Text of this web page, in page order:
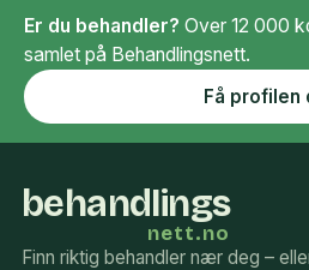
Er du behandler? Over 12 000
samlet på Behandlingsnett.
Få profilen
behandlings
nett.no
Finn riktig behandler nær deg –